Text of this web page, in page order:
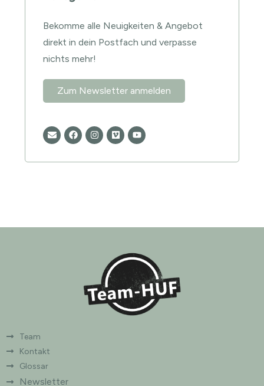
Bekomme alle Neuigkeiten & Angebot
direkt in dein Postfach und verpasse
nichts mehr!
Zum Newsletter anmelden
Team
Kontakt
Glossar
Newsletter